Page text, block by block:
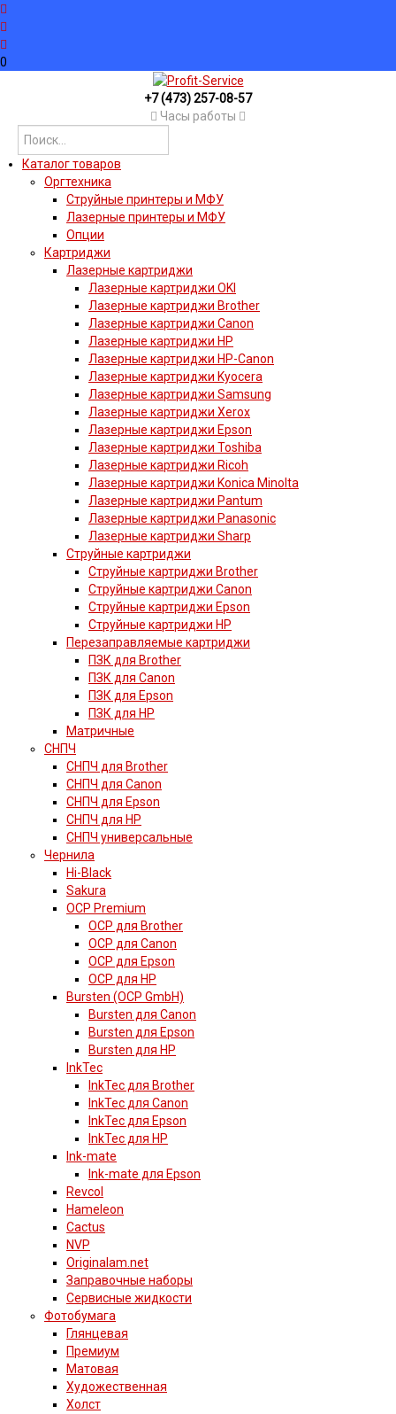
0
+7 (473) 257-08-57
Часы работы
Каталог товаров
Оргтехника
Струйные принтеры и МФУ
Лазерные принтеры и МФУ
Опции
Картриджи
Лазерные картриджи
Лазерные картриджи OKI
Лазерные картриджи Brother
Лазерные картриджи Canon
Лазерные картриджи HP
Лазерные картриджи HP-Canon
Лазерные картриджи Kyocera
Лазерные картриджи Samsung
Лазерные картриджи Xerox
Лазерные картриджи Epson
Лазерные картриджи Toshiba
Лазерные картриджи Ricoh
Лазерные картриджи Konica Minolta
Лазерные картриджи Pantum
Лазерные картриджи Panasonic
Лазерные картриджи Sharp
Струйные картриджи
Струйные картриджи Brother
Струйные картриджи Canon
Струйные картриджи Epson
Струйные картриджи HP
Перезаправляемые картриджи
ПЗК для Brother
ПЗК для Canon
ПЗК для Epson
ПЗК для HP
Матричные
СНПЧ
СНПЧ для Brother
СНПЧ для Canon
СНПЧ для Epson
СНПЧ для HP
СНПЧ универсальные
Чернила
Hi-Black
Sakura
OCP Premium
OCP для Brother
OCP для Canon
OCP для Epson
OCP для HP
Bursten (OCP GmbH)
Bursten для Canon
Bursten для Epson
Bursten для HP
InkTec
InkTec для Brother
InkTec для Canon
InkTec для Epson
InkTec для HP
Ink-mate
Ink-mate для Epson
Revcol
Hameleon
Cactus
NVP
Originalam.net
Заправочные наборы
Сервисные жидкости
Фотобумага
Глянцевая
Премиум
Матовая
Художественная
Холст